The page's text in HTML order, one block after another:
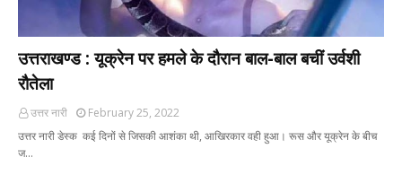
उत्तराखण्ड : यूक्रेन पर हमले के दौरान बाल-बाल बचीं उर्वशी
रौतेला
उत्तर नारी
February 25, 2022
उत्तर नारी डेस्क कई दिनों से जिसकी आशंका थी, आखिरकार वही हुआ। रूस और यूक्रेन के बीच
ज…